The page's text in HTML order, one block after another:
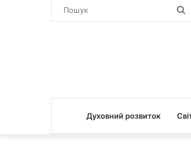
Духовний розвиток